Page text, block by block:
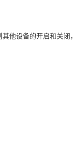
他设备的开启和关闭